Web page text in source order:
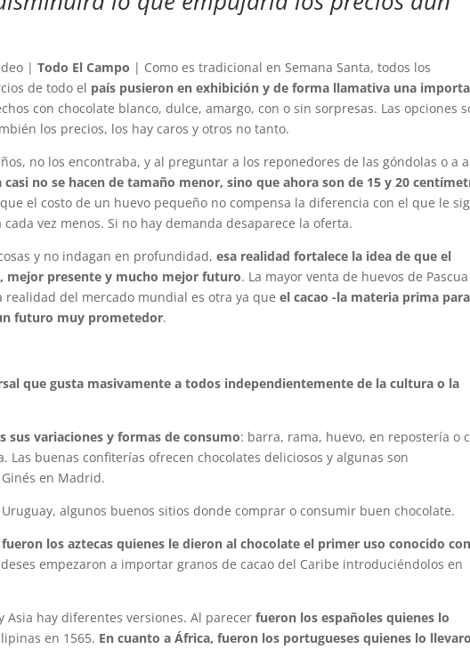
|Todo El Campo | Como es tradicional en Semana Santa, todos los
de todo el país pusieron en exhibición y de forma llamativa una
con chocolate blanco, dulce, amargo, con o sin sorpresas. Las opciones
los precios, los hay caros y otros no tanto.
no los encontraba, y al preguntar a los reponedores de las góndolas o a
casi no se hacen de tamaño menor, sino que ahora son de 15 y 20
el costo de un huevo pequeño no compensa la diferencia con el que le
vez menos. Si no hay demanda desaparece la oferta.
y no indagan en profundidad,esa realidad fortalece la idea de que el
mejor presente y mucho mejor futuro. La mayor venta de huevos de Pascua
realidad del mercado mundial es otra ya queel cacao -la materia prima para
futuro muy prometedor.
que gusta masivamente a todos independientemente de la cultura o la
sus variaciones y formas de consumo: barra, rama, huevo, en repostería o
Las buenas confiterías ofrecen chocolates deliciosos y algunas son
en Madrid.
algunos buenos sitios donde comprar o consumir buen chocolate.
fueron los aztecas quienes le dieron al chocolate el primer uso conocido
empezaron a importar granos de cacao del Caribe introduciéndolos en
Asia hay diferentes versiones. Al parecerfueron los españoles quienes lo
en 1565. En cuanto a África, fueron los portugueses quienes lo